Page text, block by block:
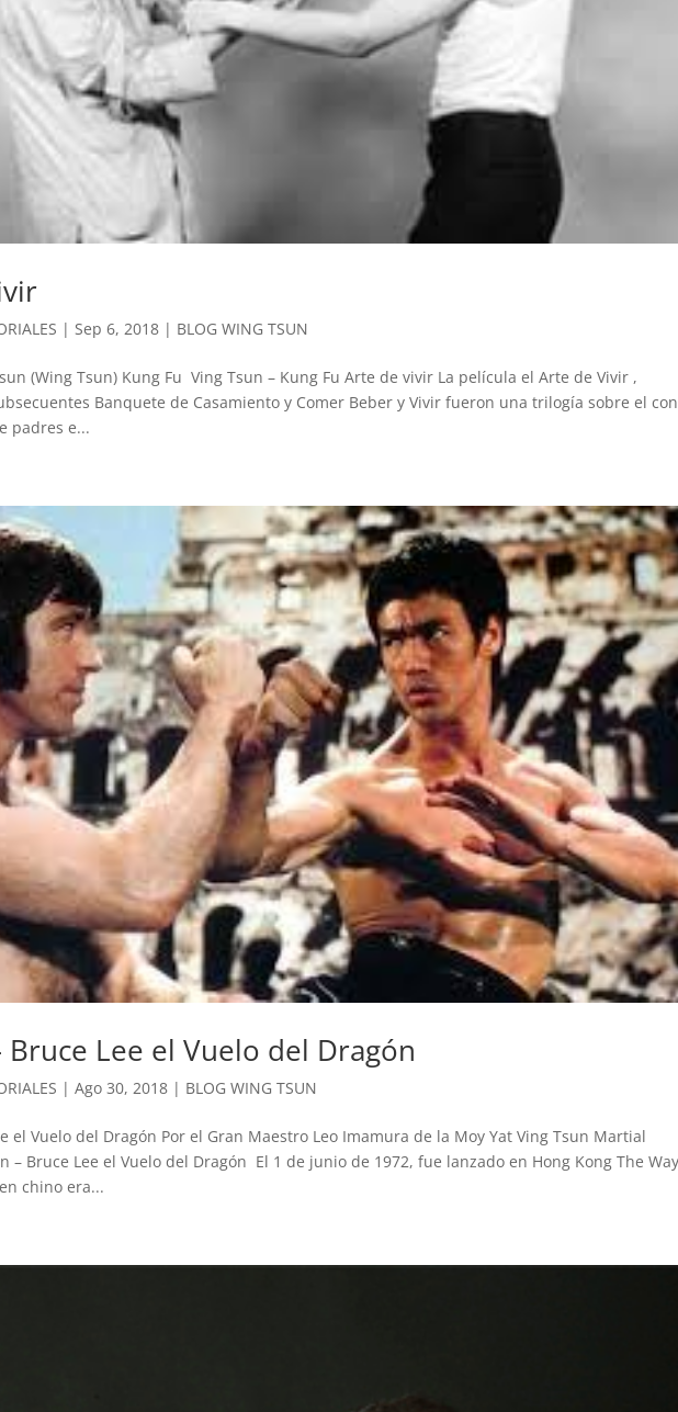
|Sep 6, 2018 | BLOG WING TSUN
(Wing Tsun) Kung Fu Ving Tsun – Kung Fu Arte de vivir La película el Arte de Vivir ,
Banquete de Casamiento y Comer Beber y Vivir fueron una trilogía sobre el
padres e...
Bruce Lee el Vuelo del Dragón
|Ago 30, 2018 | BLOG WING TSUN
el Vuelo del Dragón Por el Gran Maestro Leo Imamura de la Moy Yat Ving Tsun Martial
– Bruce Lee el Vuelo del Dragón El 1 de junio de 1972, fue lanzado en Hong Kong The
chino era...